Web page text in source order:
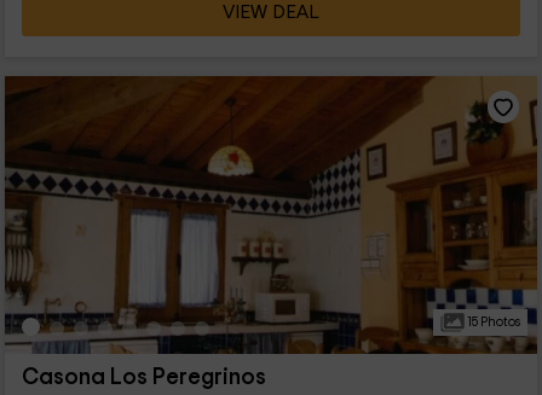
VIEW DEAL
15 Photos
Casona Los Peregrinos